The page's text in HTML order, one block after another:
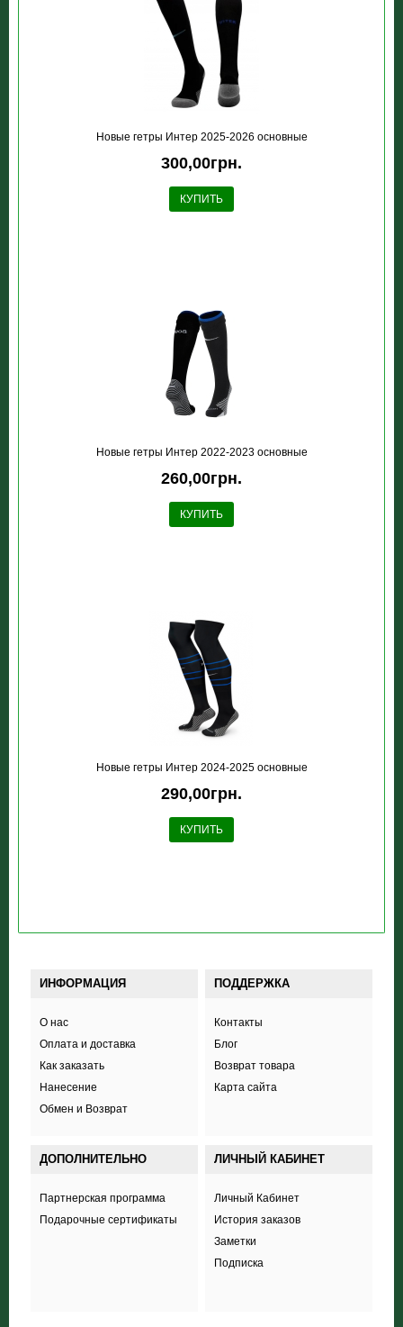
Новые гетры Интер 2025-2026 основные
300,00грн.
КУПИТЬ
Новые гетры Интер 2022-2023 основные
260,00грн.
КУПИТЬ
Новые гетры Интер 2024-2025 основные
290,00грн.
КУПИТЬ
ИНФОРМАЦИЯ
О нас
Оплата и доставка
Как заказать
Нанесение
Обмен и Возврат
ПОДДЕРЖКА
Контакты
Блог
Возврат товара
Карта сайта
ДОПОЛНИТЕЛЬНО
Партнерская программа
Подарочные сертификаты
ЛИЧНЫЙ КАБИНЕТ
Личный Кабинет
История заказов
Заметки
Подписка